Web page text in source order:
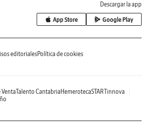
Descargar la app
App Store Google Play
editorialesPolítica de cookies
VentaTalento Cantabria HemerotecaSTARTinnova